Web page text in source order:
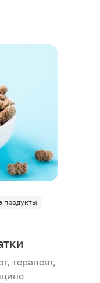
продукты
терапевт,